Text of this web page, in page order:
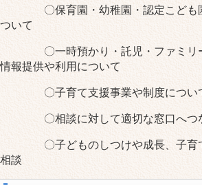
〇保育園・幼稚園・認定こども園
ついて
〇一時預かり・託児・ファミリー
情報提供や利用について
〇子育て支援事業や制度につい
〇相談に対して適切な窓口へつ
〇子どものしつけや成長、子育て
相談